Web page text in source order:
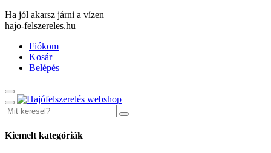
Ha jól akarsz járni a vízen
hajo-felszereles.hu
Fiókom
Kosár
Belépés
Kiemelt kategóriák